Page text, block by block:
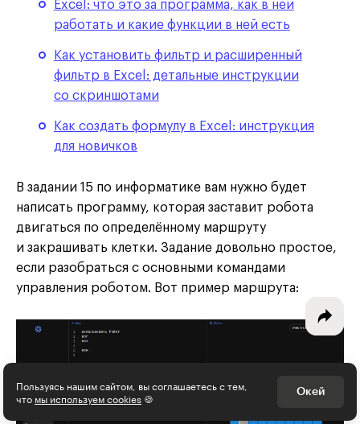
Excel: что это за программа, как в ней
работать и какие функции в ней есть
Как установить фильтр и расширенный
фильтр в Excel: детальные инструкции
со скриншотами
Как создать формулу в Excel: инструкция
для новичков
В задании 15 по информатике вам нужно будет
написать программу, которая заставит робота
двигаться по определённому маршруту
и закрашивать клетки. Задание довольно простое,
если разобраться с основными командами
управления роботом. Вот пример маршрута:
Пользуясь нашим сайтом, вы соглашаетесь с тем,
что мы используем cookies 🍪 Окей
Интересное - на почту!
и получите 5 бесплатных курсов:
Программирование
Психология, общество
Маркетинг